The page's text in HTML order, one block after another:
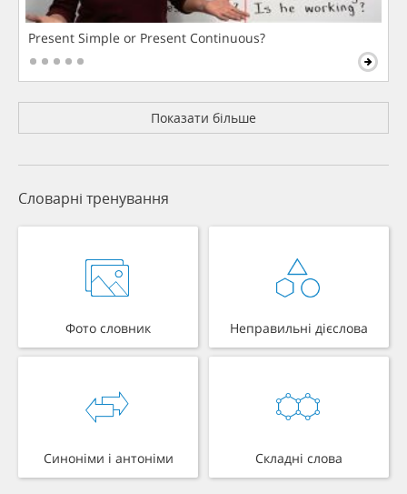
Present Simple or Present Continuous?
Показати більше
Словарні тренування
Фото словник Неправильні дієслова
Синоніми і антоніми Складні слова